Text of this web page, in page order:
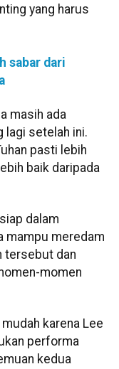
yang harus
sabar dari
masih ada
lagi setelah ini.
pasti lebih
baik daripada
dalam
mampu meredam
tersebut dan
momen
karena Lee
performa
kedua